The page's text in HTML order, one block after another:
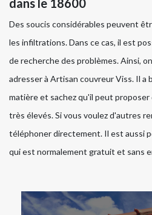
dans le 18600
Des soucis considérables peuvent
les infiltrations. Dans ce cas, il est
de recherche des problèmes. Ainsi,
adresser à Artisan couvreur Viss. Il a
matière et sachez qu'il peut
très élevés. Si vous voulez d'autres
téléphoner directement. Il est aussi
qui est normalement gratuit et sans